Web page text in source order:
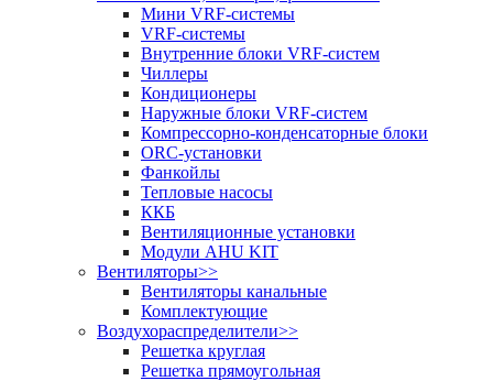
Мини VRF-системы
VRF-системы
Внутренние блоки VRF-систем
Чиллеры
Кондиционеры
Наружные блоки VRF-систем
Компрессорно-конденсаторные блоки
ORC-установки
Фанкойлы
Тепловые насосы
ККБ
Вентиляционные установки
Модули AHU KIT
Вентиляторы>>
Вентиляторы канальные
Комплектующие
Воздухораспределители>>
Решетка круглая
Решетка прямоугольная